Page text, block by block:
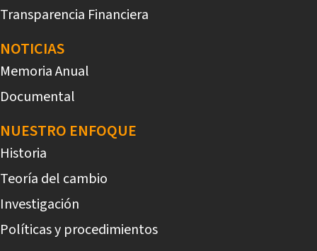
Transparencia Financiera
NOTICIAS
Memoria Anual
Documental
NUESTRO ENFOQUE
Historia
Teoría del cambio
Investigación
Políticas y procedimientos